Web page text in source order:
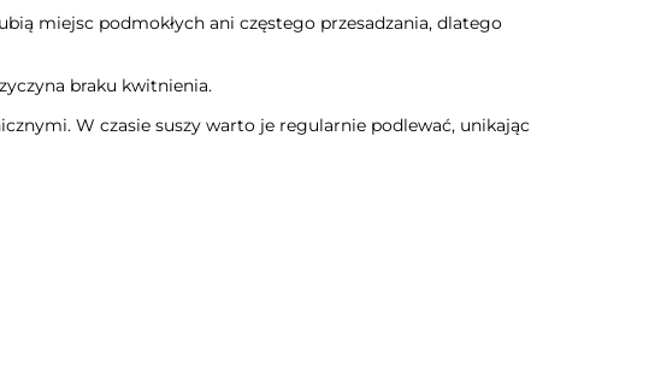
miejsc podmokłych ani częstego przesadzania, dlatego
braku kwitnienia.
W czasie suszy warto je regularnie podlewać, unikając